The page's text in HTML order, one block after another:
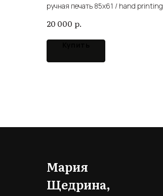
ручная печать 85x61 / hand printing
20 000 р.
Мария
Щедрина,